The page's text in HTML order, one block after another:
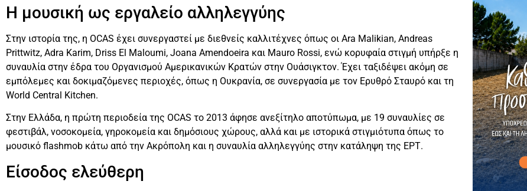
Η μουσική ως εργαλείο αλληλεγγύης
Στην ιστορία της, η OCAS έχει συνεργαστεί με διεθνείς καλλιτέχνες όπως οι Ara Malikian, Andreas
Prittwitz, Adra Karim, Driss El Maloumi, Joana Amendoeira και Mauro Rossi, ενώ κορυφαία στιγμή υπήρξε η
συναυλία στην έδρα του Οργανισμού Αμερικανικών Κρατών στην Ουάσιγκτον. Έχει ταξιδέψει ακόμη σε
εμπόλεμες και δοκιμαζόμενες περιοχές, όπως η Ουκρανία, σε συνεργασία με τον Ερυθρό Σταυρό και τη
World Central Kitchen.
Στην Ελλάδα, η πρώτη περιοδεία της OCAS το 2013 άφησε ανεξίτηλο αποτύπωμα, με 19 συναυλίες σε
φεστιβάλ, νοσοκομεία, γηροκομεία και δημόσιους χώρους, αλλά και με ιστορικά στιγμιότυπα όπως το
μουσικό flashmob κάτω από την Ακρόπολη και η συναυλία αλληλεγγύης στην κατάληψη της ΕΡΤ.
Είσοδος ελεύθερη